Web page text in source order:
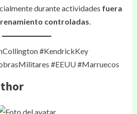
durante actividades fuera
controladas.
#KendrickKey
#EEUU #Marruecos